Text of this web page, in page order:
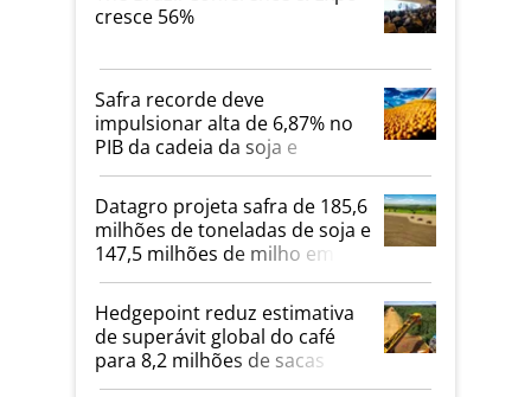
cresce 56%
Safra recorde deve
impulsionar alta de 6,87% no
PIB da cadeia da soja e
biodiesel em 2026
Datagro projeta safra de 185,6
milhões de toneladas de soja e
147,5 milhões de milho em
2026/27
Hedgepoint reduz estimativa
de superávit global do café
para 8,2 milhões de sacas